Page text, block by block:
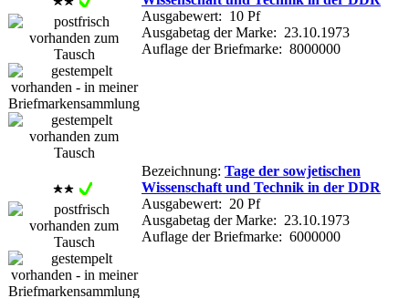
Ausgabewert: 10 Pf
Ausgabetag der Marke: 23.10.1973
Auflage der Briefmarke: 8000000
Bezeichnung: Tage der sowjetischen
Wissenschaft und Technik in der DDR
Ausgabewert: 20 Pf
Ausgabetag der Marke: 23.10.1973
Auflage der Briefmarke: 6000000